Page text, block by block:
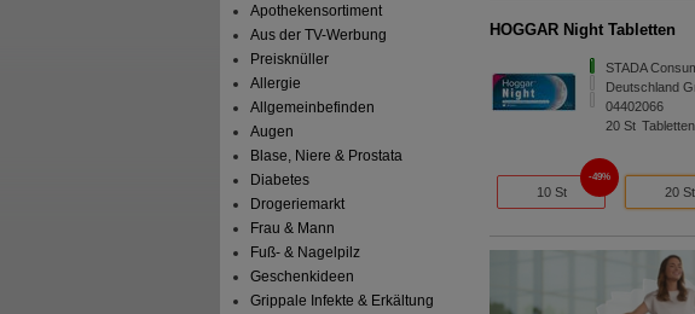
Apothekensortiment
Aus der TV-Werbung
Preisknüller
Allergie
Allgemeinbefinden
Augen
Blase, Niere & Prostata
Diabetes
Drogeriemarkt
Frau & Mann
Fuß- & Nagelpilz
Geschenkideen
Grippale Infekte & Erkältung
HOGGAR Night Tabletten
STADA
Deutschland
04402066
20St Tabletten
10 St
49%
20 St